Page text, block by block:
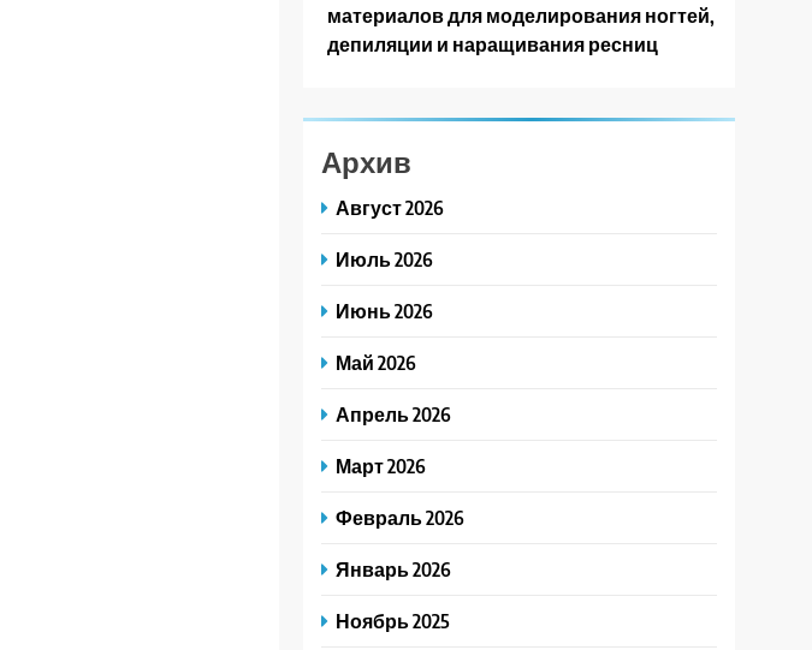
материалов для моделирования ногтей,
депиляции и наращивания ресниц
Архив
Август 2026
Июль 2026
Июнь 2026
Май 2026
Апрель 2026
Март 2026
Февраль 2026
Январь 2026
Ноябрь 2025